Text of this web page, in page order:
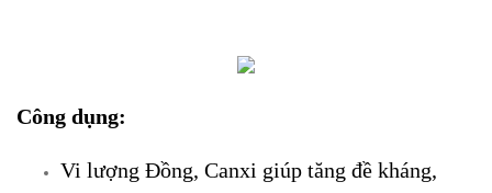
Công dụng:
Vi lượng Đồng, Canxi giúp tăng đề kháng,